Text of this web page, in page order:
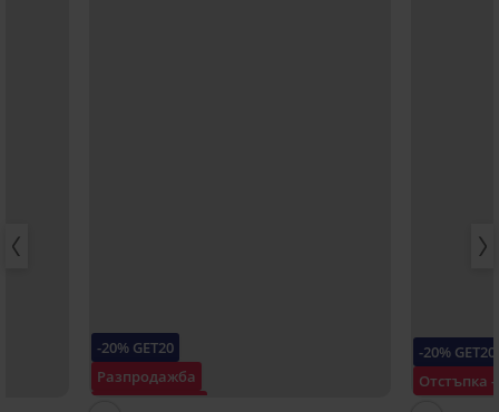
-20% GET20
Разпродажба
-20% GET20
Отстъпка -